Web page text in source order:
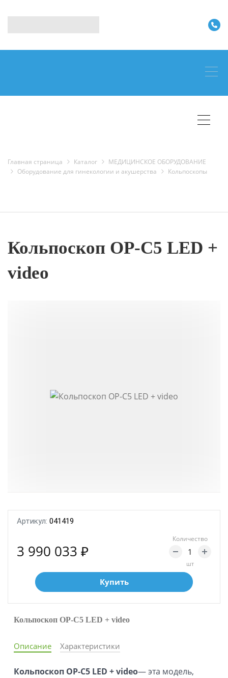
Главная страница Каталог
МЕДИЦИНСКОЕ ОБОРУДОВАНИЕ
Оборудование для гинекологии и акушерства
Кольпоскопы
Кольпоскоп ОР-C5 LED +
video
Артикул: 041419
3 990 033 ₽
Количество
шт
Купить
Кольпоскоп ОР-C5 LED + video
Описание Характеристики
Кольпоскоп ОР-C5 LED + video— эта модель,